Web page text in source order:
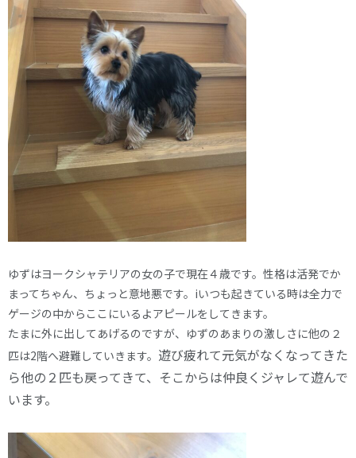
ゆずはヨークシャテリアの女の子で現在４歳です。性格は活発でか
まってちゃん、ちょっと意地悪です。iいつも起きている時は全力で
ゲージの中からここにいるよアピールをしてきます。
たまに外に出してあげるのですが、ゆずのあまりの激しさに他の２
匹は2階へ避難していきます。 遊び疲れて元気がなくなってきた
ら他の２匹も戻ってきて、そこからは仲良くジャレて遊んで
います。